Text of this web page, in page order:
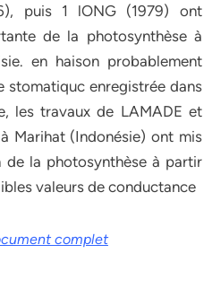
puis 1 lONG (1979) ont
de la photosynthèse à
en haison probablement
stomatiquc enregistrée dans
les travaux de LAMADE et
Marihat (Indonésie) ont mis
de la photosynthèse à partir
valeurs de conductance
complet